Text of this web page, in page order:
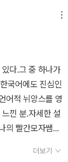
의 날들이, 영어로
어요.우리 모두
.
다.그 중 하나가
국어에도 진심인
어적 뉘앙스를 영
낀 분.자세한 설
의 빨간모자쌤이
드.크게 두 개의
더보기